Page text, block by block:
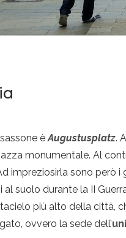
èAugustusplatz.
monumentale. Al
impreziosirla sono però
al suolo durante la II
più alto della città,
ovvero la sede dell’